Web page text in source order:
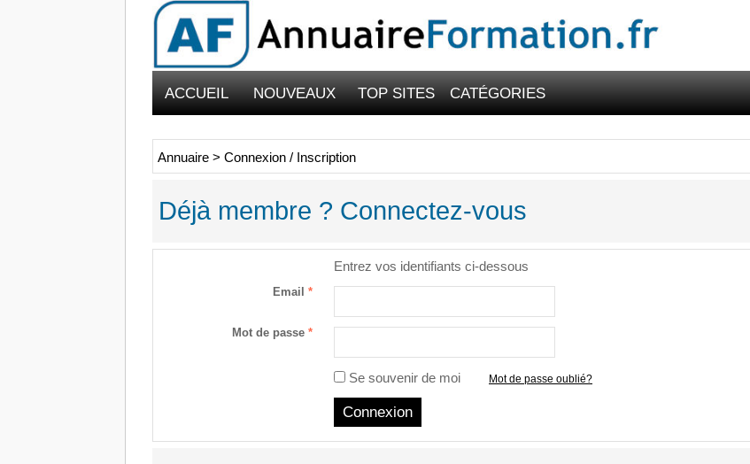
ACCUEIL NOUVEAUX TOP SITES CATÉGORIES
Annuaire > Connexion / Inscription
Déjà membre ? Connectez-vous
Entrez vos identifiants ci-dessous
Email *
Mot de passe *
Se souvenir de moi Mot de passe oublié?